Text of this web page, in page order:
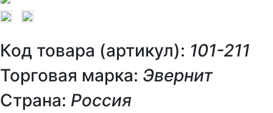
Код товара (артикул): 101-211
Торговая марка: Эвернит
Страна: Россия